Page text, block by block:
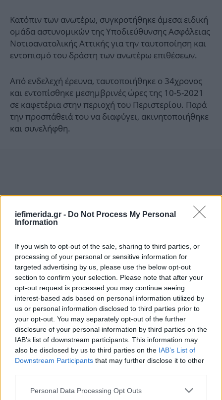
iefimerida.gr - Do Not Process My Personal
Information
If you wish to opt-out of the sale, sharing to third parties, or
processing of your personal or sensitive information for
targeted advertising by us, please use the below opt-out
section to confirm your selection. Please note that after your
opt-out request is processed you may continue seeing
interest-based ads based on personal information utilized by
us or personal information disclosed to third parties prior to
your opt-out. You may separately opt-out of the further
disclosure of your personal information by third parties on the
IAB’s list of downstream participants. This information may
also be disclosed by us to third parties on the IAB’s List of
Downstream Participants that may further disclose it to other
Please note that this website/app uses one or more Google
Personal Data Processing Opt Outs
Κατόπιν των ανωτέρω, συγκροτήθηκε άμεσα ειδική
ομάδα αστυνομικών της Υποδιεύθυνσης Ασφάλειας
Νοτιοανατολικής Αττικής για την ταυτοποίηση και
εντοπισμό του δράστη των ανωτέρω επιθέσεων.
Από ενδελεχή έρευνα, ταυτοποιήθηκε ο 34χρονος
και εντοπίσθηκε μεσημβρινές ώρες της 10-5-2021
σε καφετέρια στην περιοχή του Περιστερίου. Παρά
την προσπάθειά του να διαφύγει, ακινητοποιήθηκε
και συνελήφθη.